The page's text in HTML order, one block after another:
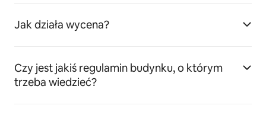
Jak działa wycena?
Czy jest jakiś regulamin budynku, o którym
trzeba wiedzieć?